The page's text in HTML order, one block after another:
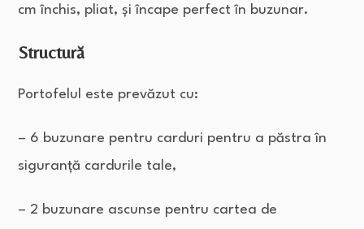
cm închis, pliat, și încape perfect în buzunar.
Structură
Portofelul este prevăzut cu:
– 6 buzunare pentru carduri pentru a păstra în
siguranță cardurile tale,
– 2 buzunare ascunse pentru cartea de